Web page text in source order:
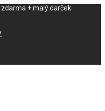
+ malý darček